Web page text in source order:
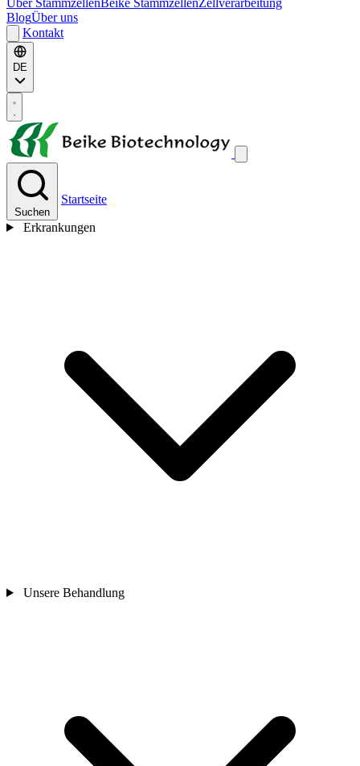
Über StammzellenBeike StammzellenZellverarbeitung
BlogÜber uns
Kontakt
DE
Suchen
Startseite
Erkrankungen
Unsere Behandlung